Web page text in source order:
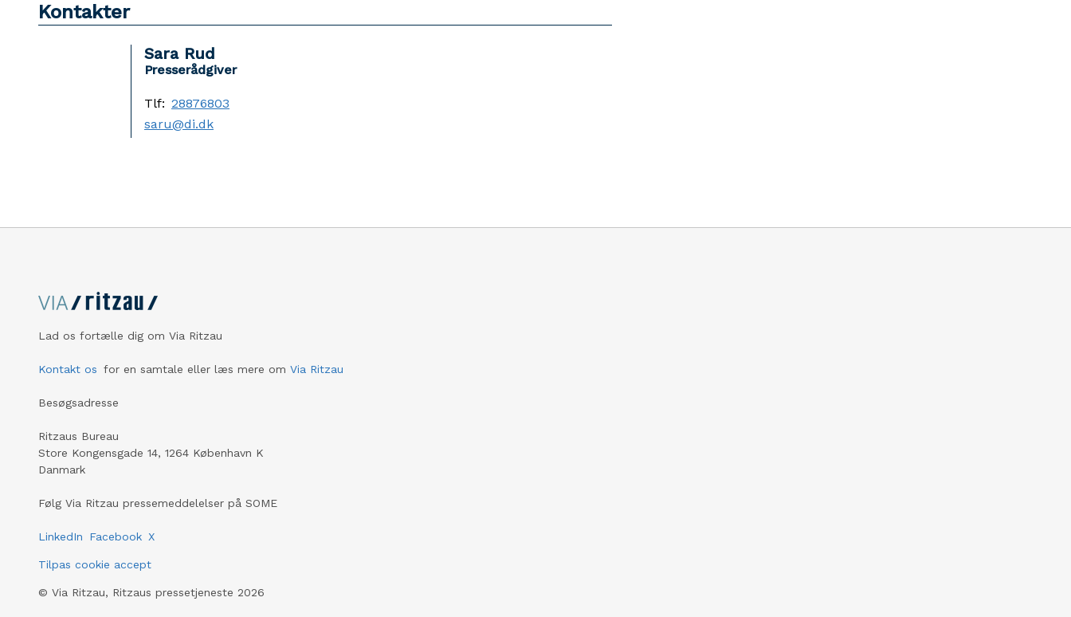
Kontakter
Sara Rud
Presserådgiver
Tlf: 28876803
saru@di.dk
Lad os fortælle dig om Via Ritzau
Kontakt os for en samtale eller læs mere om Via Ritzau
Besøgsadresse
Ritzaus Bureau
Store Kongensgade 14, 1264 København K
Danmark
Følg Via Ritzau pressemeddelelser på SOME
LinkedIn Facebook X
Tilpas cookie accept
© Via Ritzau, Ritzaus pressetjeneste 2026